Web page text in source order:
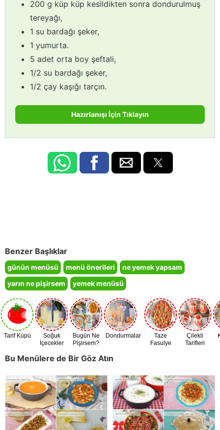
200 g küp küp kesildikten sonra dondurulmuş
tereyağı,
1 su bardağı şeker,
1 yumurta.
5 adet orta boy şeftali,
1/2 su bardağı şeker,
1/2 çay kaşığı tarçın.
Hazırlanışı İçin Tıklayın
Benzer Başlıklar
günün menüsü menü önerileri
ne yemek yapsam
yarın ne pişirsem
yemek menüsü
Tarif Küpü
Soğuk
İçecekler
Bugün Ne
Pişirsem?
Dondurmalar
Taze
Fasulye
Çilekli
Tarifleri
Bu Menülere de Bir Göz Atın